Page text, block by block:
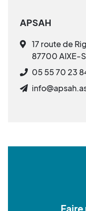
APSAH
17 route de
87700 AIXE-
05 55 70 23
Faire